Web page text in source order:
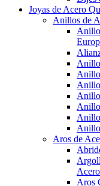
Joyas de Acero
Anillos de
Aros de
Acero
Aros